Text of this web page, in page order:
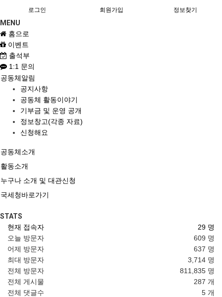
로그인 회원가입 정보찾기
MENU
홈으로
이벤트
출석부
1:1 문의
공동체알림
공지사항
공동체 활동이야기
기부금 및 운영 공개
정보창고(각종 자료)
신청해요
공동체소개
활동소개
누구나 소개 및 대관신청
국세청바로가기
STATS
29 명
현재 접속자
609 명
오늘 방문자
637 명
어제 방문자
3,714 명
최대 방문자
811,835 명
전체 방문자
287 개
전체 게시물
5 개
전체 댓글수